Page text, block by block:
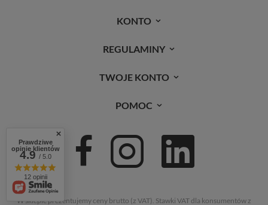
KONTO
REGULAMINY
TWOJE KONTO
POMOC
W sklepie prezentujemy ceny brutto (z VAT). Stawki VAT dla konsumentów z
Prawdziwe
opinie klientów
4.9/ 5.0
12 opinii